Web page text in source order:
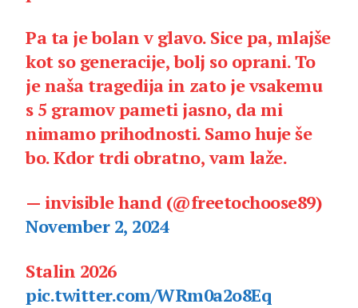
Pa ta je bolan v glavo. Sice pa, mlajše
kot so generacije, bolj so oprani. To
je naša tragedija in zato je vsakemu
s 5 gramov pameti jasno, da mi
nimamo prihodnosti. Samo huje še
bo. Kdor trdi obratno, vam laže.
— invisible hand (@freetochoose89)
November 2, 2024
Stalin 2026
pic.twitter.com/WRm0a2o8Eq